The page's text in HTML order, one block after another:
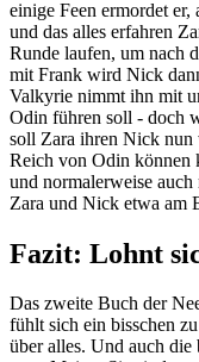
einige Feen ermordet er,
und das alles erfahren
Runde laufen, um nach
mit Frank wird Nick
Valkyrie nimmt ihn mit
Odin führen soll - doch
soll Zara ihren Nick nun
Reich von Odin können
und normalerweise
Zara und Nick etwa am
Fazit: Lohnt
Das zweite Buch der
fühlt sich ein bisschen
über alles. Und auch